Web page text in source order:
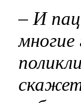
– И